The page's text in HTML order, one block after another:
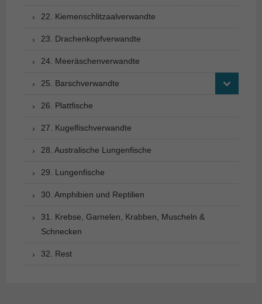
22. Kiemenschlitzaalverwandte
23. Drachenkopfverwandte
24. Meeräschenverwandte
25. Barschverwandte
26. Plattfische
27. Kugelfischverwandte
28. Australische Lungenfische
29. Lungenfische
30. Amphibien und Reptilien
31. Krebse, Garnelen, Krabben, Muscheln &
Schnecken
32. Rest